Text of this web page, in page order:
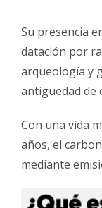
Su presencia
datación por
arqueología y
antigüedad de
Con una vida
años, el
mediante